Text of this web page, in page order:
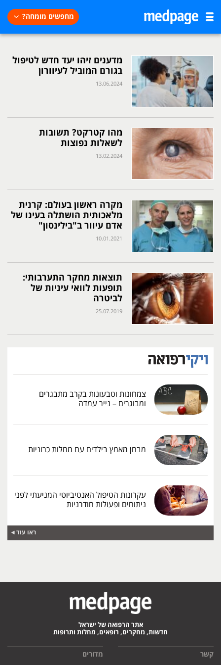
מחפשים מומחה?
מדענים זיהו יעד חדש לטיפול
בגורם המוביל לעיוורון
13.06.2024
מהו קטרקט? תשובות
לשאלות נפוצות
13.02.2024
מקרה ראשון בעולם: קרנית
מלאכותית הושתלה בעינו של
אדם עיוור ב"בילינסון"
10.01.2021
תוצאות מחקר התערבותי:
תופעות לוואי עיניות של
לביטרה
25.07.2019
צמחונות וטבעונות בקרב מתבגרים
ומבוגרים – נייר עמדה
מבחן מאמץ בילדים עם מחלות כרוניות
עקרונות הטיפול האנטיביוטי המניעתי לפני
ניתוחים ופעולות חודרניות
ראו עוד
אתר הרפואה של ישראל
חדשות, מחקרים, רופאים, מחלות ותרופות
קשר מדורים